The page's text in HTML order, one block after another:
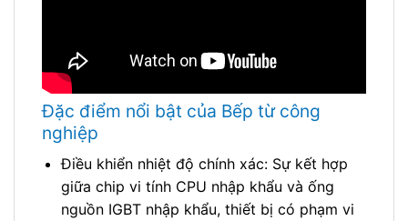
Đặc điểm nổi bật của Bếp từ công
nghiệp
Điều khiển nhiệt độ chính xác: Sự kết hợp
giữa chip vi tính CPU nhập khẩu và ống
nguồn IGBT nhập khẩu, thiết bị có phạm vi